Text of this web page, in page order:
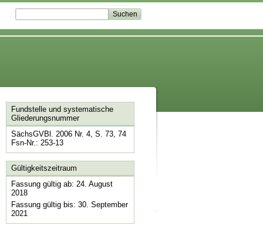
Fundstelle und systematische
Gliederungsnummer
SächsGVBl. 2006 Nr. 4, S. 73, 74
Fsn-Nr.: 253-13
Gültigkeitszeitraum
Fassung gültig ab: 24. August
2018
Fassung gültig bis: 30. September
2021